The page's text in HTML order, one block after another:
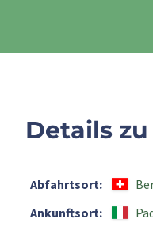
Details
Abfahrtsort:
Ankunftsort: